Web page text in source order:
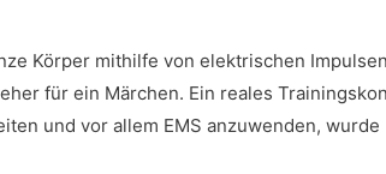
Körper mithilfe von elektrischen
für ein Märchen. Ein reales
und vor allem EMS anzuwenden, wurde